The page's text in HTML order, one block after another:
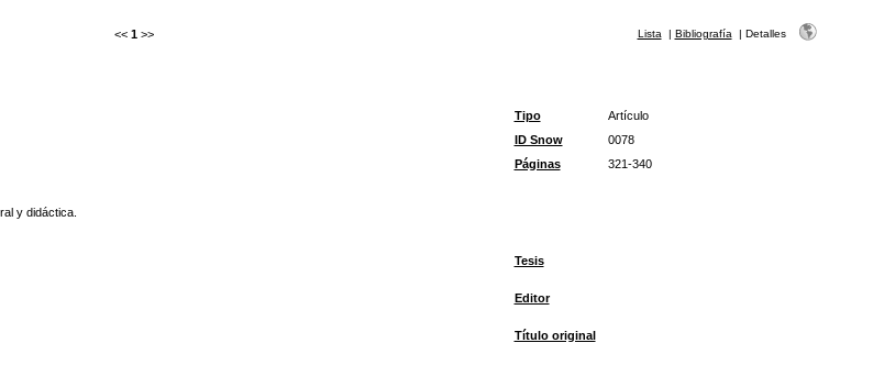
<< 1 >> Lista | Bibliografía | Detalles
Tipo
Artículo
ID Snow
0078
Páginas
321-340
y didáctica.
Tesis
Editor
Título original